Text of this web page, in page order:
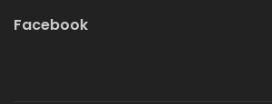
Facebook